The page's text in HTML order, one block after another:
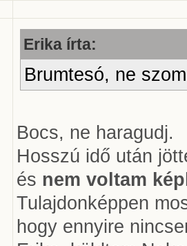
Erika írta:
Brumtesó, ne
Bocs, ne haragudj.
Hosszú idő után
és nem voltam
Tulajdonképpen
hogy ennyire